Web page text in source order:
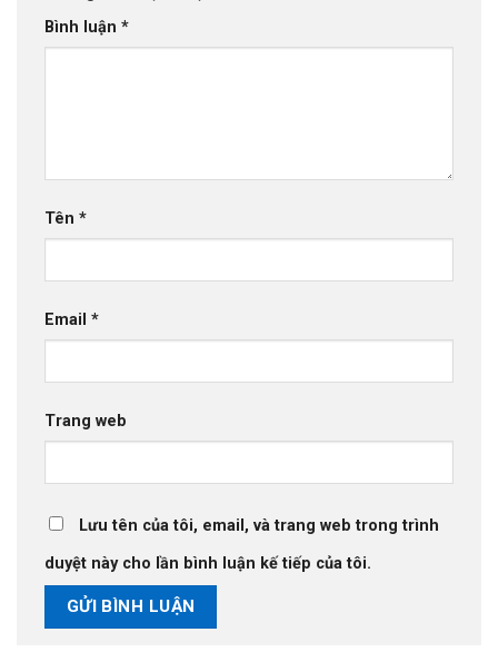
Bình luận *
Tên *
Email *
Trang web
Lưu tên của tôi, email, và trang web trong trình
duyệt này cho lần bình luận kế tiếp của tôi.